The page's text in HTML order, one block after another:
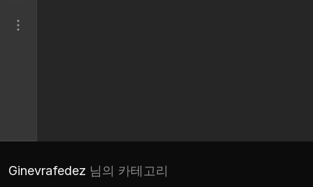
Ginevrafedez 님의 카테고리